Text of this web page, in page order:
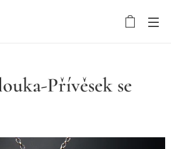
Přívěsek se